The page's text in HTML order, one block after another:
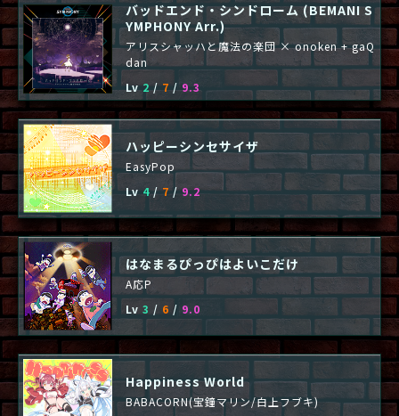
バッドエンド・シンドローム (BEMANI S
YMPHONY Arr.)
アリスシャッハと魔法の楽団 × onoken + gaQ
dan
Lv2/7/9.3
ハッピーシンセサイザ
EasyPop
Lv4/7/9.2
はなまるぴっぴはよいこだけ
A応P
Lv 3 / 6 / 9.0
Happiness World
BABACORN(宝鐘マリン/白上フブキ)